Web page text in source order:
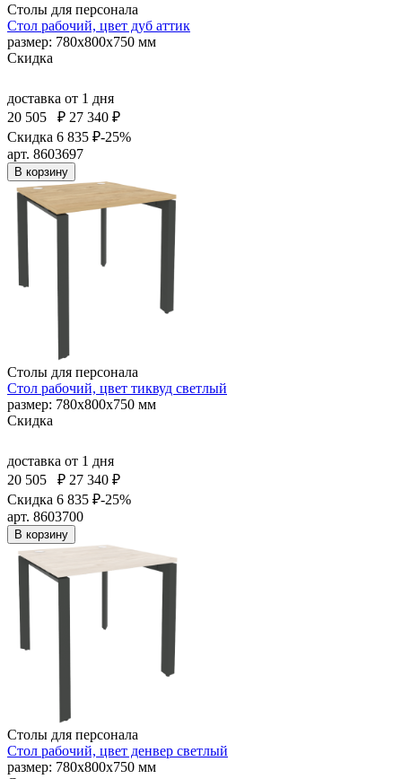
Столы для персонала
Стол рабочий, цвет дуб аттик
размер: 780х800х750 мм
Скидка
доставка от 1 дня
20 505
₽ 27 340 ₽
Скидка 6 835 ₽-25%
арт. 8603697
В корзину
Столы для персонала
Стол рабочий, цвет тиквуд светлый
размер: 780х800х750 мм
Скидка
доставка от 1 дня
20 505
₽ 27 340 ₽
Скидка 6 835 ₽-25%
арт. 8603700
В корзину
Столы для персонала
Стол рабочий, цвет денвер светлый
размер: 780х800х750 мм